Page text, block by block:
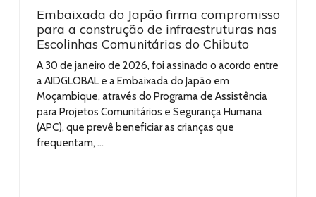
Embaixada do Japão firma compromisso
para a construção de infraestruturas nas
Escolinhas Comunitárias do Chibuto
A 30 de janeiro de 2026, foi assinado o acordo entre
a AIDGLOBAL e a Embaixada do Japão em
Moçambique, através do Programa de Assistência
para Projetos Comunitários e Segurança Humana
(APC), que prevê beneficiar as crianças que
frequentam, ...